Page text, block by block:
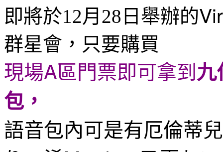
即將於12月28日舉辦的
群星會，只要購買
現場A區門票即可拿到九
包，
語音包內可是有厄倫蒂